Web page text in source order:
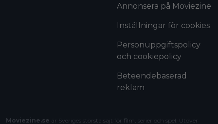
Annonsera på Moviezine
Inställningar för cookies
Personuppgiftspolicy
och cookiepolicy
Beteendebaserad
reklam
Moviezine.se är Sveriges största sajt för film, serier och spel. Utöver